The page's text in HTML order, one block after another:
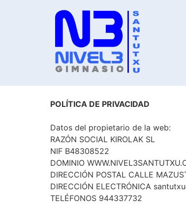
POLÍTICA DE PRIVACIDAD
Datos del propietario de la web:
RAZÓN SOCIAL KIROLAK SL
NIF B48308522
DOMINIO
DIRECCIÓN POSTAL CALLE
DIRECCIÓN ELECTRÓNICA
TELÉFONOS 944337732